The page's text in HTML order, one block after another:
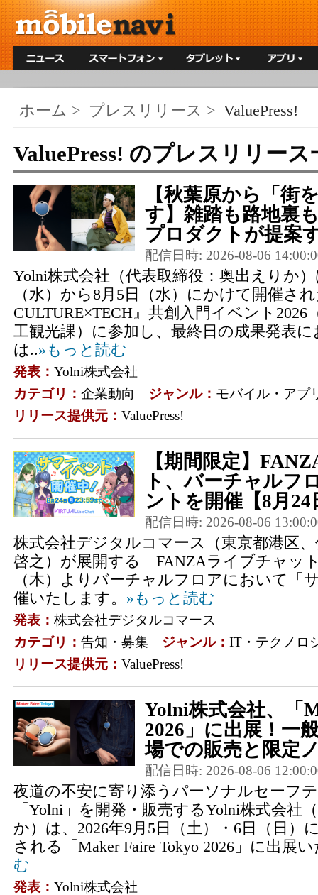
ホーム > プレスリリース > ValuePress!
ValuePress! のプレスリリース
【秋葉原から「街
す】雑踏も路地裏
プロダクトが提案
配信日時: 2026-08-06
Yolni株式会社（代表取締役：奥出えりか）
（水）から8月5日（水）にかけて開催さ
CULTURE×TECH』共創入門イベント2026
工観光課）に参加し、最終日の成果発表
は..»もっと読む
発表： Yolni株式会社
カテゴリ： 企業動向 ジャンル： モバイル・アプ
リリース提供元： ValuePress!
【期間限定】
ト、バーチャルフ
ントを開催【8月
配信日時: 2026-08-06
株式会社デジタルコマース（東京都港区
啓之）が展開する「FANZAライブチャッ
（木）よりバーチャルフロアにおいて「
催いたします。 »もっと読む
発表： 株式会社デジタルコマース
カテゴリ： 告知・募集 ジャンル： IT・テクノロ
リリース提供元： ValuePress!
Yolni株式会社、「
2026」に出展！一
場での販売と限定
配信日時: 2026-08-06
夜道の不安に寄り添うパーソナルセーフ
「Yolni」を開発・販売するYolni株式会社
か）は、2026年9月5日（土）・6日（日）
される「Maker Faire Tokyo 2026」に出展
む
発表： Yolni株式会社